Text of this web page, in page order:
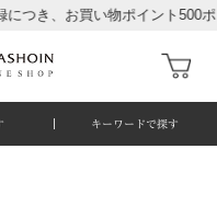
、お買い物ポイント500ポイ
キーワードで探す